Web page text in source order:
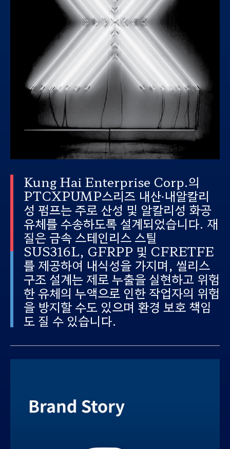
Kung Hai Enterprise Corp.의
PTCXPUMP스리즈 내산∙내알칼리
성 펌프는 주로 산성 및 알칼리성 화공
유체를 수송하도록 설계되었습니다. 재
질은금속 스테인리스 스틸
SUS316L, GFRPP 및 CFRETFE
를 제공하여 내식성을 가지며, 씰리스
구조 설계는 제로 누출을 실현하고 위험
한 유체의 누액으로 인한 작업자의 위험
을 방지할 수도 있으며 환경 보호 책임
도 질 수 있습니다.